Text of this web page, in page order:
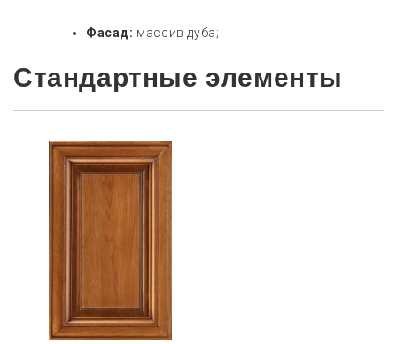
Фасад: массив дуба;
Стандартные элементы